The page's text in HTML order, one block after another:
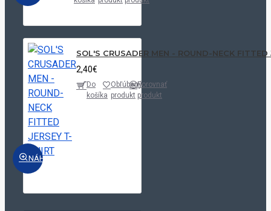
NÁHĽAD
SOL'S CRUSADER MEN - ROUND-NECK FITTED
2,40€
Do
košíka
Obľúbený
produkt
Porovnať
produkt